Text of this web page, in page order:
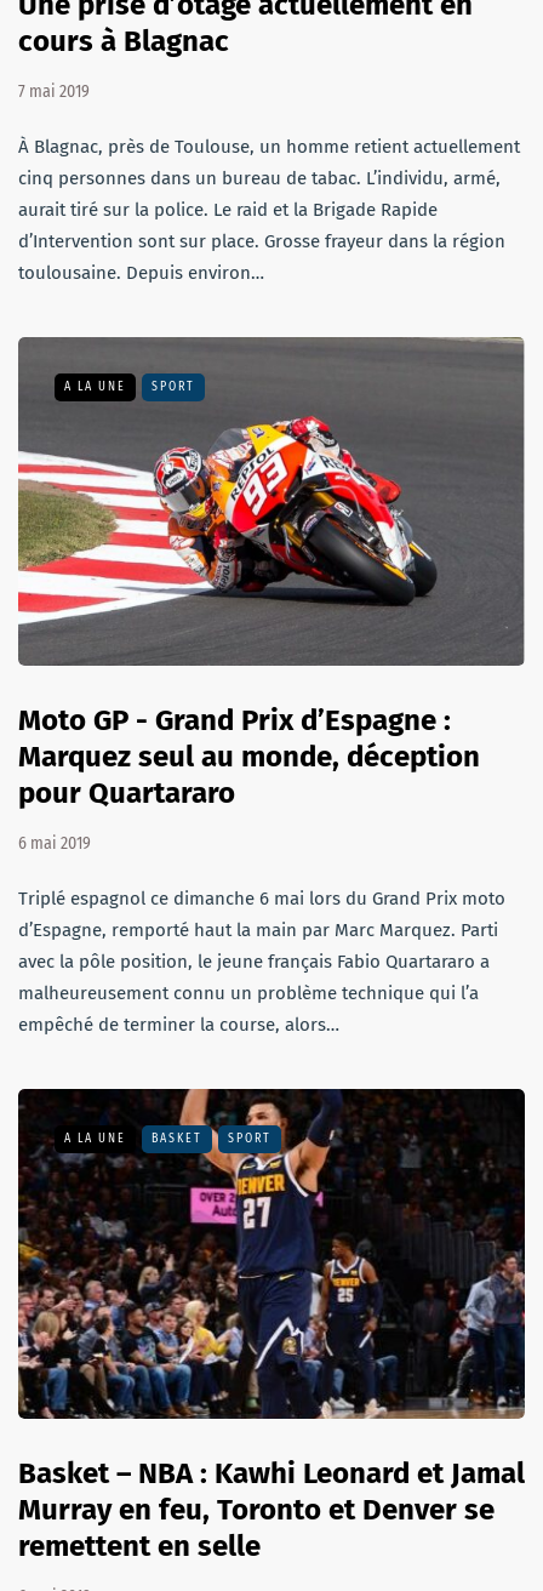
cours à Blagnac
7 mai 2019
À Blagnac, près de Toulouse, un homme retient actuellement
cinq personnes dans un bureau de tabac. L’individu, armé,
aurait tiré sur la police. Le raid et la Brigade Rapide
d’Intervention sont sur place. Grosse frayeur dans la région
toulousaine. Depuis environ…
A LA UNE SPORT
Moto GP - Grand Prix d’Espagne :
Marquez seul au monde, déception
pour Quartararo
6 mai 2019
Triplé espagnol ce dimanche 6 mai lors du Grand Prix moto
d’Espagne, remporté haut la main par Marc Marquez. Parti
avec la pôle position, le jeune français Fabio Quartararo a
malheureusement connu un problème technique qui l’a
empêché de terminer la course, alors…
A LA UNE BASKET SPORT
Basket – NBA : Kawhi Leonard et Jamal
Murray en feu, Toronto et Denver se
remettent en selle